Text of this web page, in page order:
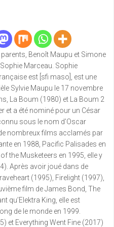
Benoît Maupu et Simone
Marceau. Sophie
est [sfi maso], est une
Sylvie Maupu le 17 novembre
La Boum (1980) et La Boum 2
et a été nominé pour un César
sous le nom d’Oscar
nombreux films acclamés par
en 1988, Pacific Palisades en
the Musketeers en 1995, elle y
Après avoir joué dans de
(1995), Firelight (1997),
film de James Bond, The
qu’Elektra King, elle est
de le monde en 1999.
et Everything Went Fine (2017)